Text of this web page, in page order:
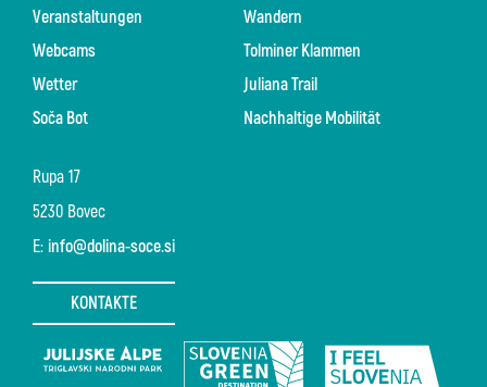
Rupa 17
5230 Bovec
E: info@dolina-soce.si
KONTAKTE
Veranstaltungen
Webcams
Wetter
Soča Bot
Wandern
Tolminer Klammen
Juliana Trail
Nachhaltige Mobilität